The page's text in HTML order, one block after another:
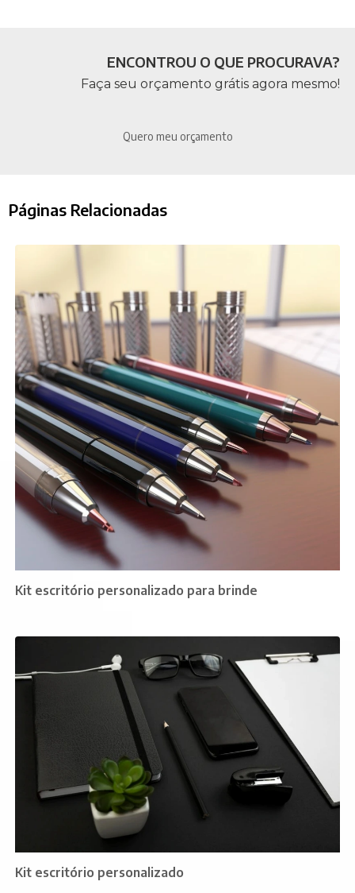
ENCONTROU O QUE PROCURAVA?
Faça seu orçamento grátis agora mesmo!
Quero meu orçamento
Páginas Relacionadas
Kit escritório personalizado para brinde
Kit escritório personalizado